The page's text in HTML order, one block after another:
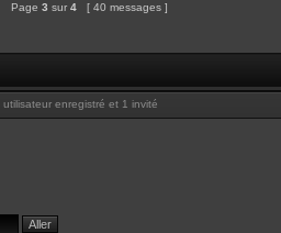
Page 3 sur 4 [ 40 messages ]
enregistré et 1 invité